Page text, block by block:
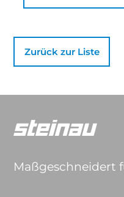
Zurück zur Liste
Maßgeschneidert